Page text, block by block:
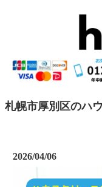
札幌市厚別区のハ
2026/04/06